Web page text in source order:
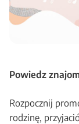
Powiedz
Rozpocznij
rodzinę,